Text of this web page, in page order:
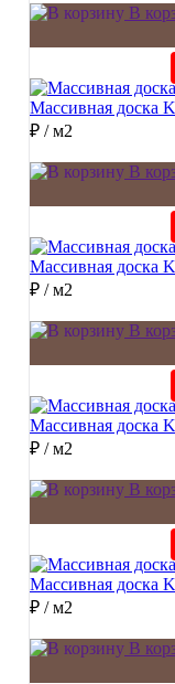
В
Массивная доска
₽ / м2
В
Массивная доска
₽ / м2
В
Массивная доска
₽ / м2
В
Массивная доска
₽ / м2
В